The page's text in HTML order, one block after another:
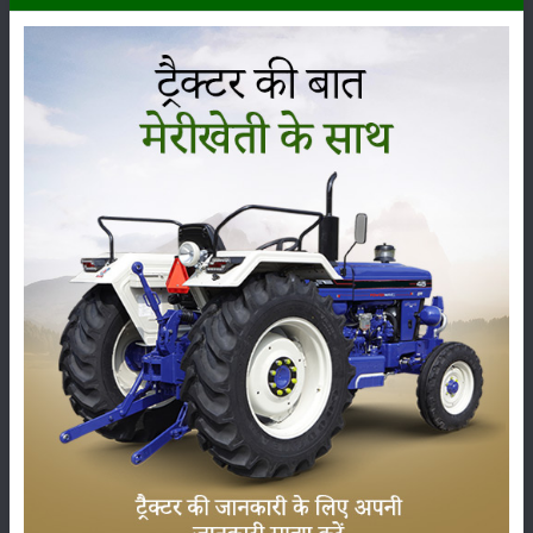
भारत की 10 प्रमुख देशी गायों की नस्लें: जानें विशेषताएं, दूध उत्पादन
क्षमता और पालन के फायदे
पशुपालन
पशुपालन 13-Jul-2026
मानसून में पशुओं की देखभाल: बारिश के मौसम में
इन उपायों से रखें मवेशियों को स्वस्थ
09-Jul-2026
देशी बनाम विदेशी गाय: कौन है बेहतर और कैसे करें
सही पहचान?
03-Jul-2026
बिजनेस आइडिया: ये 5 कृषि व्यवसाय देंगे बंपर
मुनाफा
14-May-2026
कम खर्च में तैयार करें पशुओं का पौष्टिक चारा, दूध